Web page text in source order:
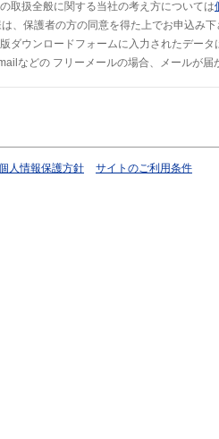
取扱全般に関する当社の考え方については
、保護者の方の同意を得た上でお申込み下
ダウンロードフォームに入力されたデー
などの フリーメールの場合、メールが
人情報保護方針 サイトのご利用条件